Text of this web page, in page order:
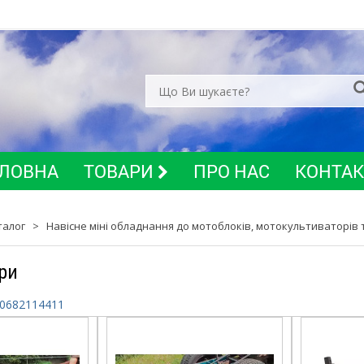
ТОВАРИ ПРО НАС
> Навісне міні обладнання до мотоблоків, мотокультиваторів